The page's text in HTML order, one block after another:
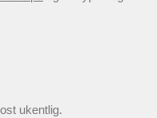
ukentlig.